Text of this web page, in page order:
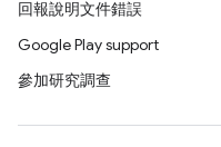
回報說明文件錯誤
Google Play support
參加研究調查